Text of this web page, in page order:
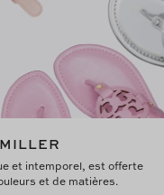
et intemporel, est offerte
et de matières.